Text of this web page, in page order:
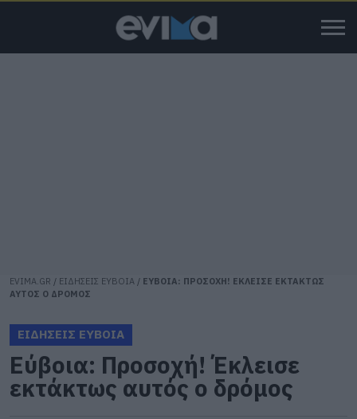
EVIMA.GR / ΕΙΔΗΣΕΙΣ ΕΥΒΟΙΑ / ΕΥΒΟΙΑ: ΠΡΟΣΟΧΗ! ΕΚΛΕΙΣΕ ΕΚΤΑΚΤΩΣ
ΑΥΤΟΣ Ο ΔΡΟΜΟΣ
ΕΙΔΗΣΕΙΣ ΕΥΒΟΙΑ
Εύβοια: Προσοχή! Έκλεισε
εκτάκτως αυτός ο δρόμος